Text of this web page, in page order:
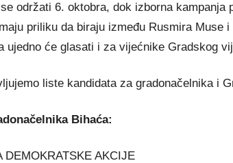
održati 6. oktobra, dok izborna kampanja
priliku da biraju između Rusmira Muse
ujedno će glasati i za vijećnike Gradskog
liste kandidata za gradonačelnika i
Bihaća:
DEMOKRATSKE AKCIJE